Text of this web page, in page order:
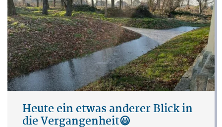
Heute ein etwas anderer Blick in
die Vergangenheit😃